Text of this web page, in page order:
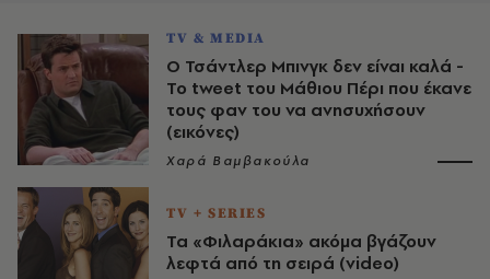
TV & MEDIA
Ο Τσάντλερ Μπινγκ δεν είναι καλά -
Το tweet του Μάθιου Πέρι που έκανε
τους φαν του να ανησυχήσουν
(εικόνες)
Χαρά Βαμβακούλα
TV + SERIES
Τα «Φιλαράκια» ακόμα βγάζουν
λεφτά από τη σειρά (video)